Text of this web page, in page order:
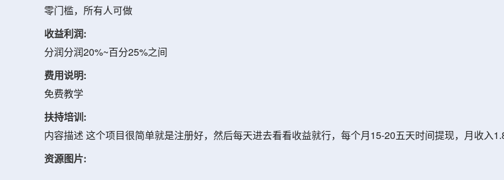
零门槛，所有人可做
收益利润:
分润分润20%~百分25%之间
费用说明:
免费教学
扶持培训:
内容描述 这个项目很简单就是注册好，然后每天进去看看收益就行，每个月15-20五天时间提现，月收入
资源图片: